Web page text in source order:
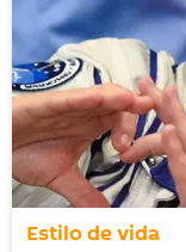
Estilo de vida